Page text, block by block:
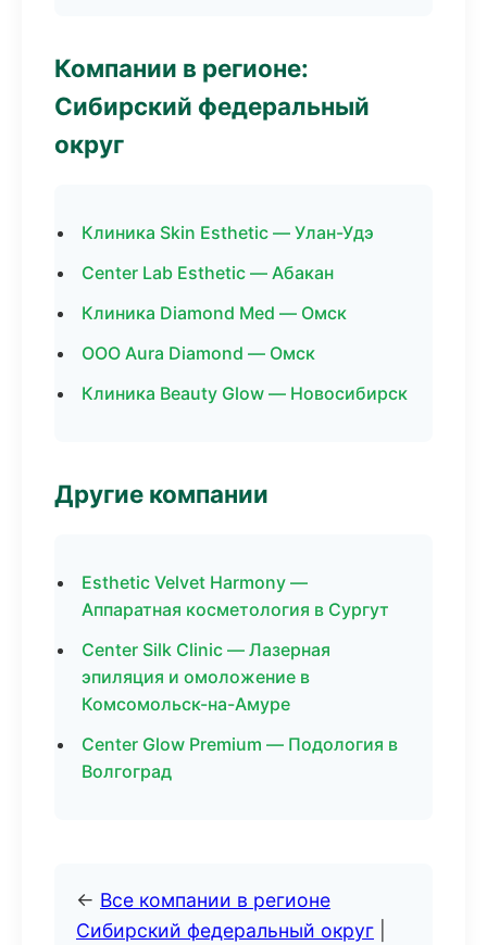
Компании в регионе:
Сибирский федеральный
округ
Клиника Skin Esthetic — Улан-Удэ
Center Lab Esthetic — Абакан
Клиника Diamond Med — Омск
ООО Aura Diamond — Омск
Клиника Beauty Glow — Новосибирск
Другие компании
Esthetic Velvet Harmony —
Аппаратная косметология в Сургут
Center Silk Clinic — Лазерная
эпиляция и омоложение в
Комсомольск-на-Амуре
Center Glow Premium — Подология в
Волгоград
← Все компании в регионе
Сибирский федеральный округ